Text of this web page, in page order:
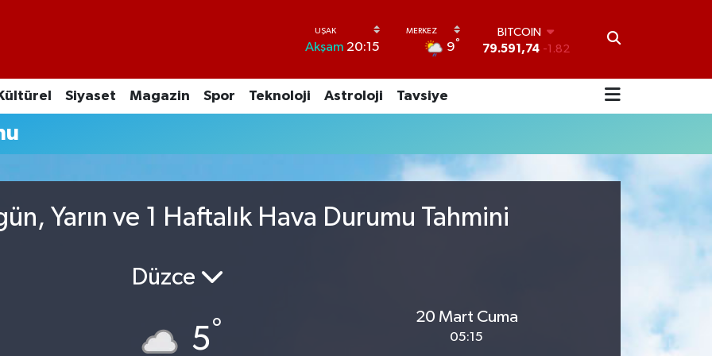
Akşam 20:15 9°
BITCOIN
79.591,74 -1.82
45,43620 0.02
53,38690 0.19
6862,09000 0.19
14.598,00
Kültürel Siyaset Magazin Spor Teknoloji Astroloji Tavsiye
Yarın ve 1 Haftalık Hava Durumu Tahmini
Düzce
5°
20 Mart Cuma
05:15